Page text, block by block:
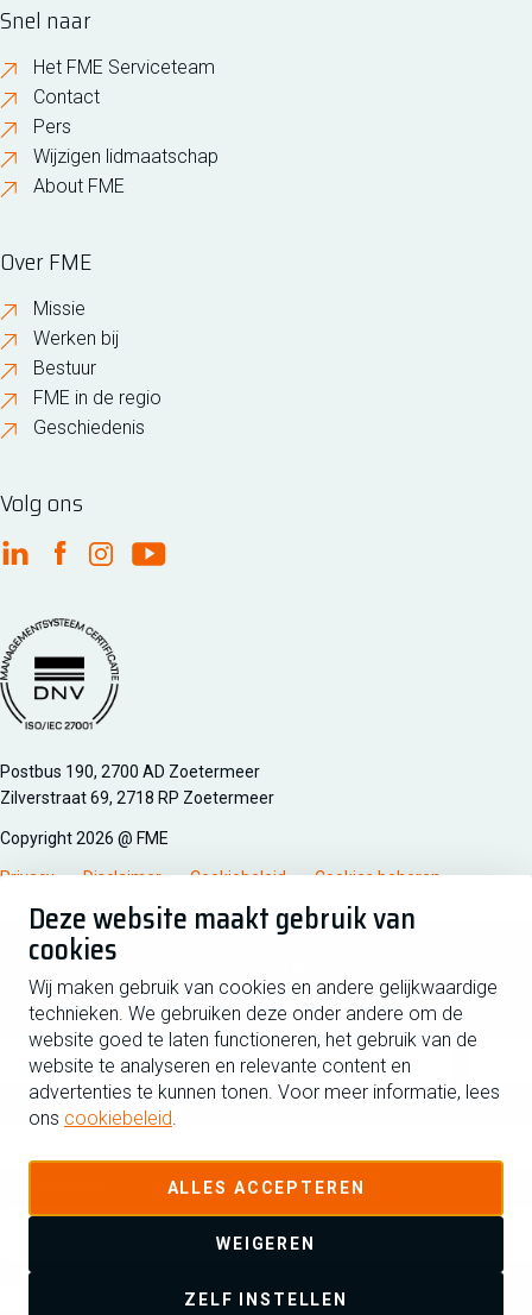
Deze website maakt gebruik van
cookies
Wij maken gebruik van cookies en andere gelijkwaardige
technieken. We gebruiken deze onder andere om de
website goed te laten functioneren, het gebruik van de
website te analyseren en relevante content en
advertenties te kunnen tonen. Voor meer informatie, lees
ons cookiebeleid.
ALLES ACCEPTEREN
WEIGEREN
ZELF INSTELLEN
Snel naar
Het FME Serviceteam
Contact
Pers
Wijzigen lidmaatschap
About FME
Over FME
Missie
Werken bij
Bestuur
FME in de regio
Geschiedenis
Volg ons
FME Linkedin
FME Facebook
FME Instagram
FME Youtube
Managementsyteem certificatie DNV iso/iec 27001
Postbus 190, 2700 AD Zoetermeer
Zilverstraat 69, 2718 RP Zoetermeer
Copyright 2026 @ FME
Privacy Disclaimer Cookiebeleid Cookies beheren
Schrijf je in voor de nieuwsbrief
Voornaam
Achternaam
Ja ik schrijf me in voor de nieuwsbrief en ga akkoord met de